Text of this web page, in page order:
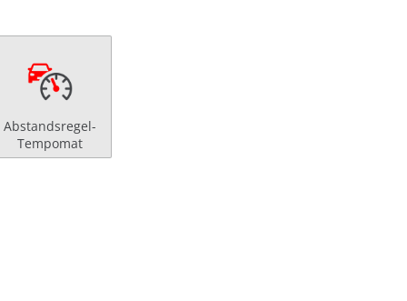
Abstandsregel-
Tempomat